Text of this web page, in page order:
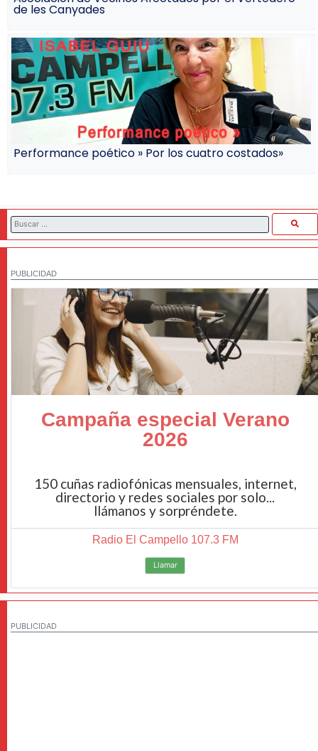
de les Canyades
Performance poético » Por los cuatro costados»
PUBLICIDAD
Campaña especial Verano
2026
150 cuñas radiofónicas mensuales, internet,
directorio y redes sociales por solo...
llámanos y sorpréndete.
Radio El Campello 107.3 FM
Llamar
PUBLICIDAD